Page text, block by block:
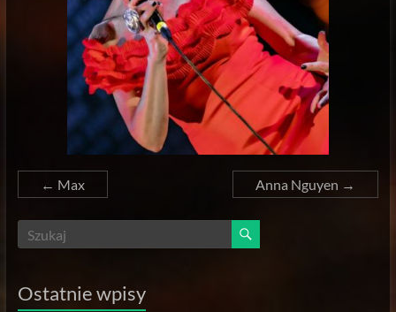
← Max Anna Nguyen →
Ostatnie wpisy